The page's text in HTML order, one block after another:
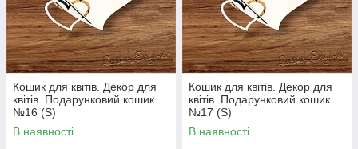
Кошик для квітів. Декор для
квітів. Подарунковий кошик
№16 (S)
В наявності
Кошик для квітів. Декор для
квітів. Подарунковий кошик
№17 (S)
В наявності